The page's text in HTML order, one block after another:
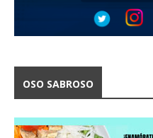
OSO SABROSO